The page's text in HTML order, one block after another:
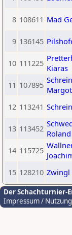
8 108611 Mad
9 136145
10 111225 Kiaras
11 107895 Margot
12 113241
13 113452 Roland
14 115725
15 128210 Zwingl
Der Schachturnier-
Impressum /